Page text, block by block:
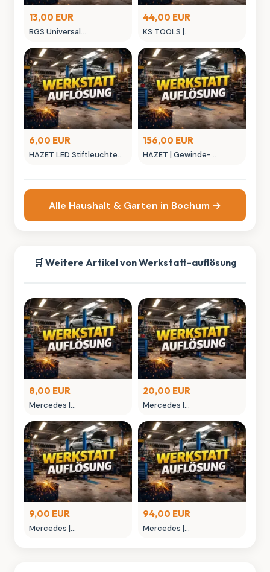
13,00 EUR
BGS Universal
Gelenkschlüssel-Satz
44,00 EUR
KS TOOLS |
Set, Glühkerze
6,00 EUR
HAZET LED Stiftleuchte
156,00 EUR
HAZET | Gewinde-
Alle Haushalt & Garten in Bochum →
🛒 Weitere Artikel von Werkstatt-auflösung
8,00 EUR
Mercedes |
20,00 EUR
Mercedes |
9,00 EUR
Mercedes |
94,00 EUR
Mercedes |